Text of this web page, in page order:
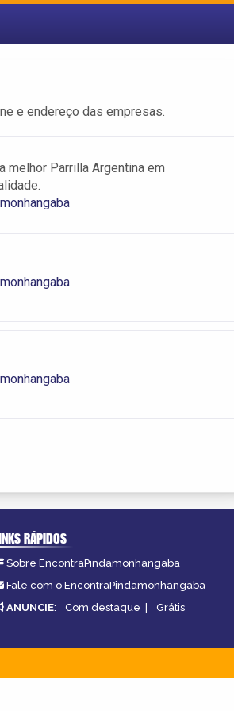
e endereço das empresas.
melhor Parrilla Argentina em
RÁPIDOS
Sobre EncontraPindamonhangaba
Fale com o EncontraPindamonhangaba
ANUNCIE: Com destaque | Grátis